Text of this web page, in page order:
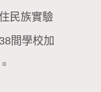
民族實驗
間學校加